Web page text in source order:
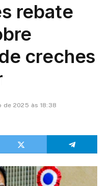
rebate
creches
de 2025 às 18:38